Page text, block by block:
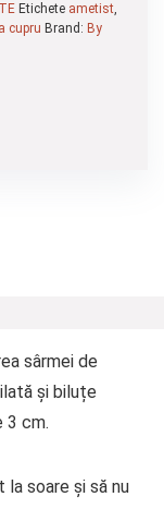
Etichete ametist,
cupru Brand: By
sârmei de
și biluțe
3 cm.
la soare și să nu